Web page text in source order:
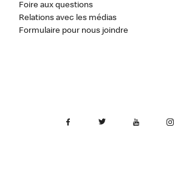
Foire aux questions
Relations avec les médias
Formulaire pour nous joindre